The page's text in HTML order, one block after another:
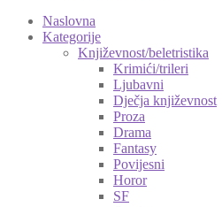
Naslovna
Kategorije
Književnost/beletristika
Krimići/trileri
Ljubavni
Dječja književnost
Proza
Drama
Fantasy
Povijesni
Horor
SF